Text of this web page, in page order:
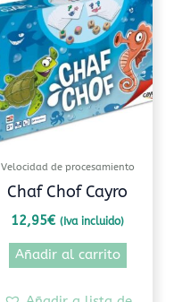
Velocidad de procesamiento
Chaf Chof Cayro
12,95€ (Iva incluido)
Añadir al carrito